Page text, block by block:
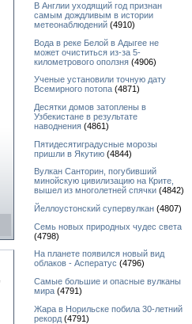
В Англии уходящий год признан
самым дождливым в истории
метеонаблюдений (4910)
Вода в реке Белой в Адыгее не
может очиститься из-за 5-
километрового оползня (4906)
Ученые установили точную дату
Всемирного потопа (4871)
Десятки домов затоплены в
Узбекистане в результате
наводнения (4861)
Пятидесятиградусные морозы
пришли в Якутию (4844)
Вулкан Санторин, погубивший
минойскую цивилизацию на Крите,
вышел из многолетней спячки (4842)
Йеллоустонский супервулкан (4807)
Семь новых природных чудес света
(4798)
На планете появился новый вид
облаков - Асператус (4796)
Самые большие и опасные вулканы
мира (4791)
Жара в Норильске побила 30-летний
рекорд (4791)